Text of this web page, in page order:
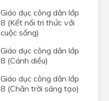
Giáo dục công dân lớp
8 (Kết nối tri thức với
cuộc sống)
Giáo dục công dân lớp
8 (Cánh diều)
Giáo dục công dân lớp
8 (Chân trời sáng tạo)